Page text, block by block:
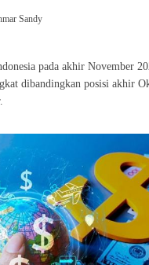
Sandy
pada akhir November
dibandingkan posisi akhir